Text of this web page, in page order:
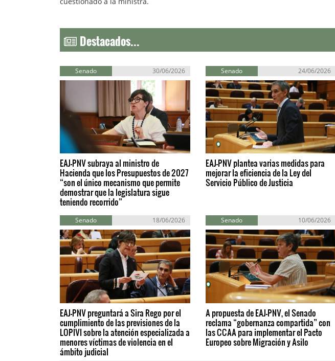
Destacados...
Senado 30/06/2026
EAJ-PNV subraya al ministro de
Hacienda que los Presupuestos de 2027
“son el único mecanismo que permite
demostrar que la legislatura sigue
teniendo recorrido”
Senado 24/06/2026
EAJ-PNV plantea varias medidas para
mejorar la eficiencia de la Ley del
Servicio Público de Justicia
Senado 18/06/2026
EAJ-PNV preguntará a Sira Rego por el
cumplimiento de las previsiones de la
LOPIVI sobre la atención especializada a
menores víctimas de violencia en el
ámbito judicial
Senado 10/06/2026
A propuesta de EAJ-PNV, el Senado
reclama “gobernanza compartida” con
las CCAA para implementar el Pacto
Europeo sobre Migración y Asilo